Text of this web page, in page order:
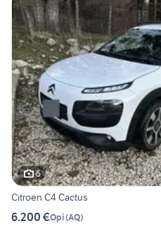
6
Citroen C4 Cactus
6.200 €Opi(AQ)